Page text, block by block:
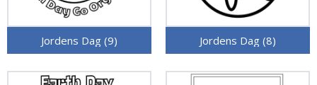
Jordens Dag (9) Jordens Dag (8)